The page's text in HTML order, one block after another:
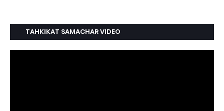
TAHKIKAT SAMACHAR VIDEO